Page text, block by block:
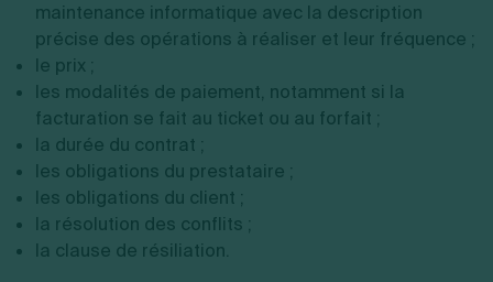
maintenance informatique avec la description
précise des opérations à réaliser et leur fréquence ;
le prix ;
les modalités de paiement, notamment si la
facturation se fait au ticket ou au forfait ;
la durée du contrat ;
les obligations du prestataire ;
les obligations du client ;
la résolution des conflits ;
la clause de résiliation.